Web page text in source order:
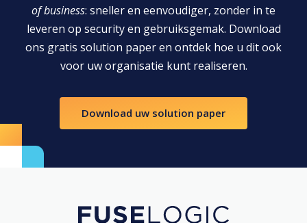
of business: sneller en eenvoudiger, zonder in te
leveren op security en gebruiksgemak. Download
ons gratis solution paper en ontdek hoe u dit ook
voor uw organisatie kunt realiseren.
Download uw solution paper